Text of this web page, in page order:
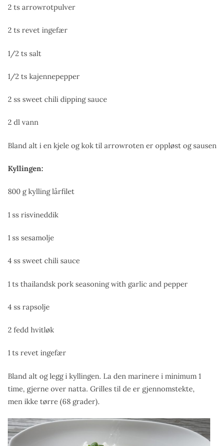
2 ts arrowrotpulver
2 ts revet ingefær
1/2 ts salt
1/2 ts kajennepepper
2 ss sweet chili dipping sauce
2 dl vann
Bland alt i en kjele og kok til arrowroten er oppløst og
Kyllingen:
800 g kylling lårfilet
1 ss risvineddik
1 ss sesamolje
4 ss sweet chili sauce
1 ts thailandsk pork seasoning with garlic and pepper
4 ss rapsolje
2 fedd hvitløk
1 ts revet ingefær
Bland alt og legg i kyllingen. La den marinere i minimum 1
time, gjerne over natta. Grilles til de er gjennomstekte,
men ikke tørre (68 grader).